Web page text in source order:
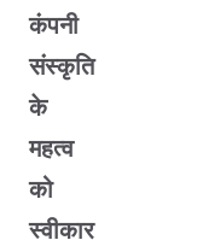
कंपनी
संस्कृति
के
महत्व
को
स्वीकार